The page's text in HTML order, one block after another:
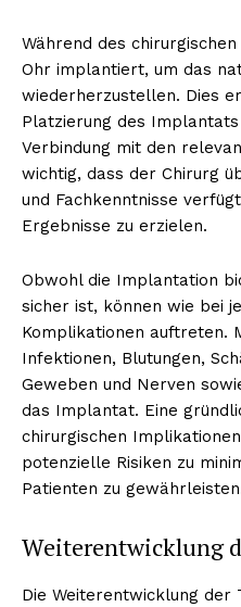
Während des
Ohr implantiert, um das
wiederherzustellen. Dies
Platzierung des
Verbindung mit den
wichtig, dass der Chirurg
und Fachkenntnisse
Ergebnisse zu erzielen.
Obwohl die Implantation
sicher ist, können wie bei
Komplikationen auftreten.
Infektionen, Blutungen,
Geweben und Nerven
das Implantat. Eine
chirurgischen
potenzielle Risiken zu
Patienten zu
Weiterentwicklung
Die Weiterentwicklung der